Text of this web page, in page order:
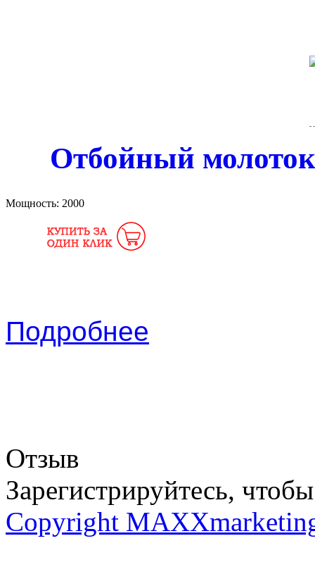
Отбойный
Мощность: 2000
Подробнее
Отзыв
Зарегистрируйтесь,
Copyright